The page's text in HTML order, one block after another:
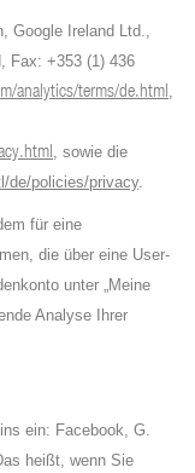
Google Ireland Ltd.,
Fax: +353 (1) 436
analytics/terms/de.html,
, sowie die
de/policies/privacy.
für eine
die über eine User-
unter „Meine
Analyse Ihrer
ein: Facebook, G.
heißt, wenn Sie